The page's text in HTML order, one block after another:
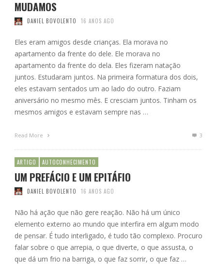
MUDAMOS
DANIEL BOVOLENTO 16 ANOS AGO
Eles eram amigos desde crianças. Ela morava no
apartamento da frente do dele. Ele morava no
apartamento da frente do dela. Eles fizeram natação
juntos. Estudaram juntos. Na primeira formatura dos dois,
eles estavam sentados um ao lado do outro. Faziam
aniversário no mesmo mês. E cresciam juntos. Tinham os
mesmos amigos e estavam sempre nas …
Read More 3
ARTIGO AUTOCONHECIMENTO
UM PREFÁCIO E UM EPITÁFIO
DANIEL BOVOLENTO 16 ANOS AGO
Não há ação que não gere reação. Não há um único
elemento externo ao mundo que interfira em algum modo
de pensar. É tudo interligado, é tudo tão complexo. Procuro
falar sobre o que arrepia, o que diverte, o que assusta, o
que dá um frio na barriga, o que faz sorrir, o que faz …